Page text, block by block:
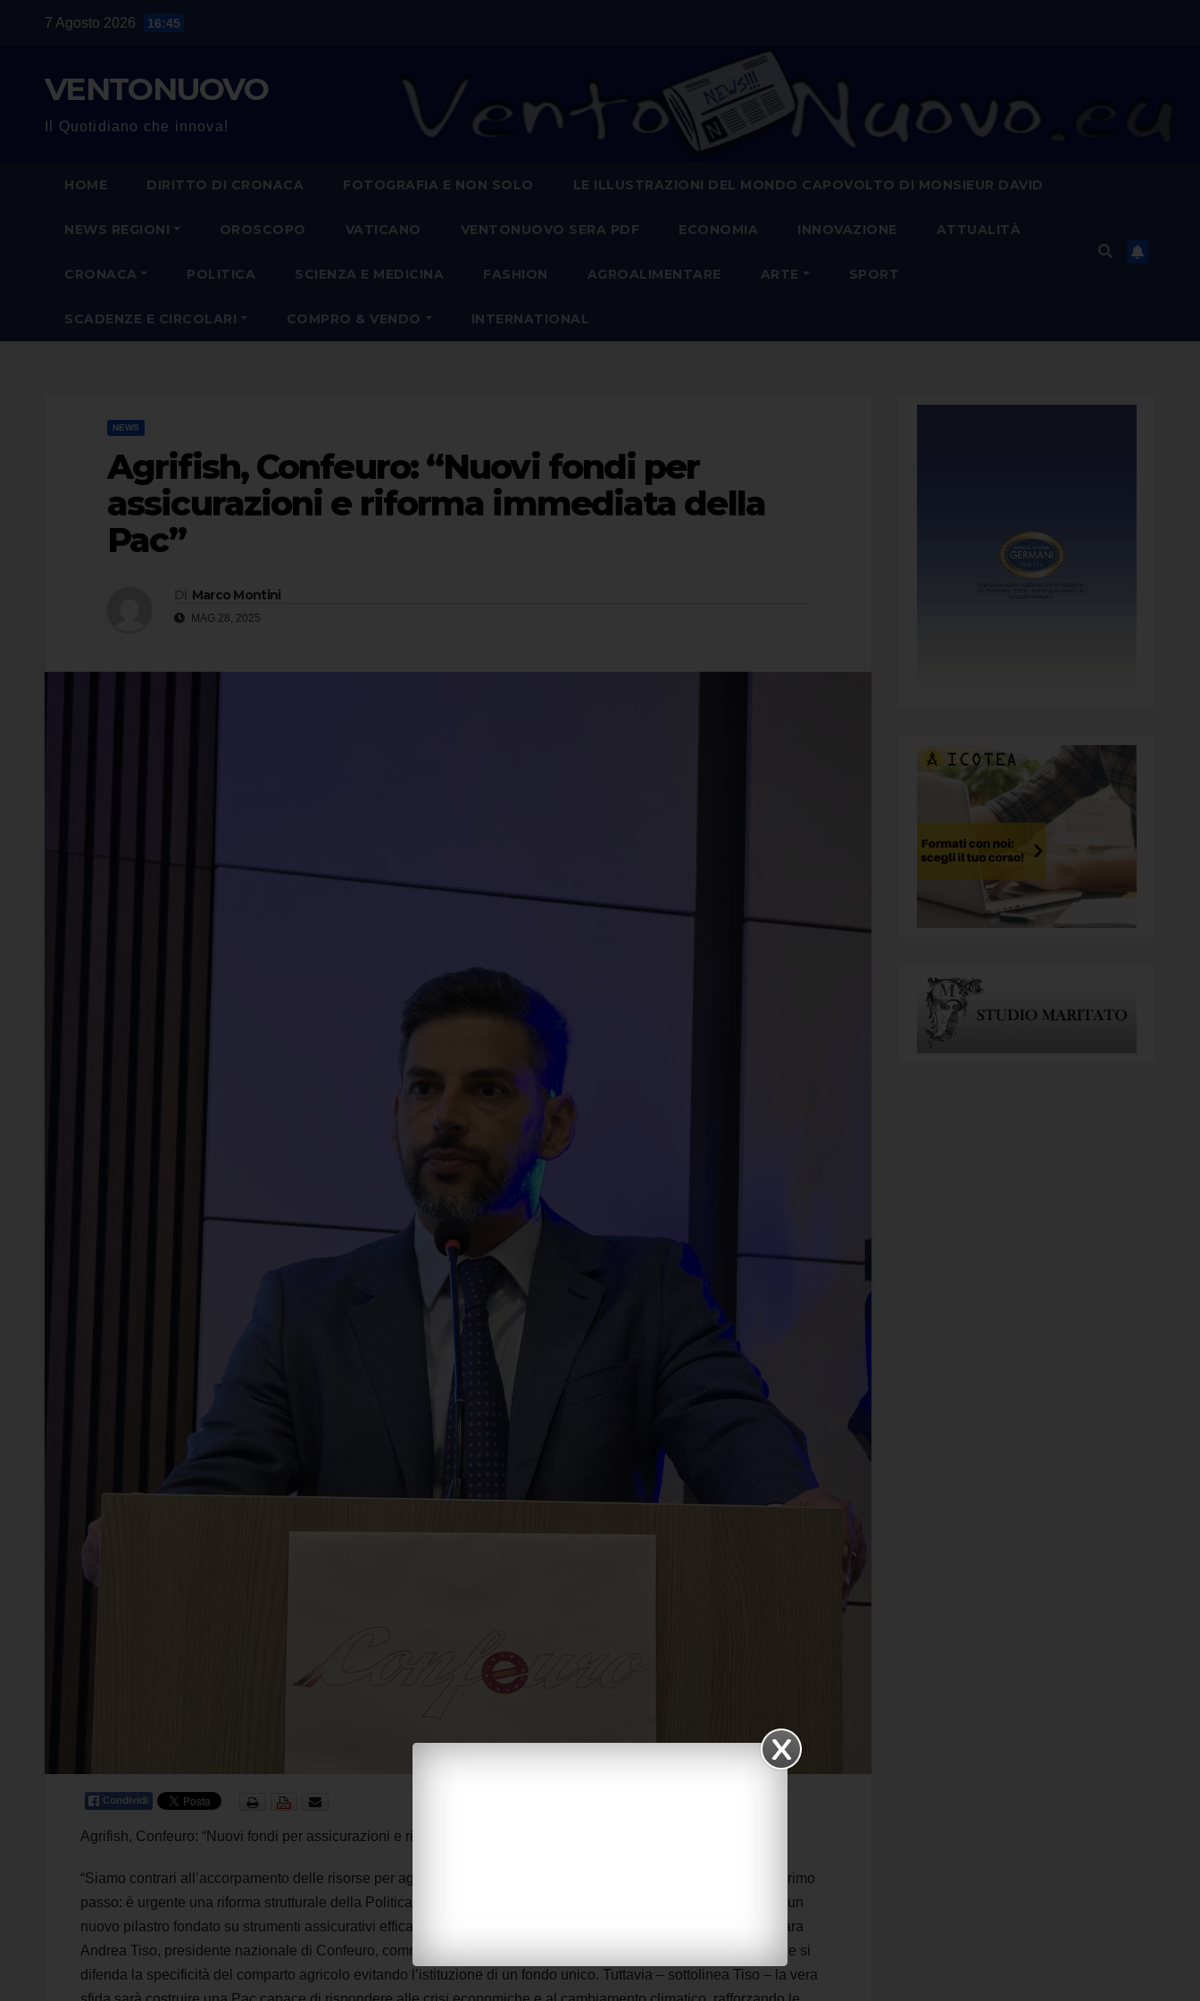
7 Agosto 2026 16:45
VENTONUOVO
Il Quotidiano che innova!
HOME DIRITTO DI CRONACA FOTOGRAFIA E NON SOLO LE ILLUSTRAZIONI DEL MONDO CAPOVOLTO DI MONSIEUR DAVID
NEWS REGIONI OROSCOPO VATICANO VENTONUOVO SERA PDF ECONOMIA INNOVAZIONE ATTUALITÀ
CRONACA POLITICA SCIENZA E MEDICINA FASHION AGROALIMENTARE ARTE SPORT
SCADENZE E CIRCOLARI COMPRO & VENDO INTERNATIONAL
NEWS
Agrifish, Confeuro: “Nuovi fondi per
assicurazioni e riforma immediata della
Pac”
Marco Montini
MAG 28, 2025
Agrifish, Confeuro: “Nuovi fondi per assicurazioni e riforma immediata della Pac”
“Siamo contrari all’accorpamento delle risorse per agricoltura e pesca in un fondo unico europeo. Ma è solo un primo
passo: è urgente una riforma strutturale della Politica Agricola Comune che riconosca finalmente l’importanza di un
nuovo pilastro fondato su strumenti assicurativi efficaci a tutela delle piccole e medie imprese agricole”. Lo dichiara
Andrea Tiso, presidente nazionale di Confeuro, commentando gli esiti dell’Agrifish di Bruxelles. “È importante che si
difenda la specificità del comparto agricolo evitando l’istituzione di un fondo unico. Tuttavia – sottolinea Tiso – la vera